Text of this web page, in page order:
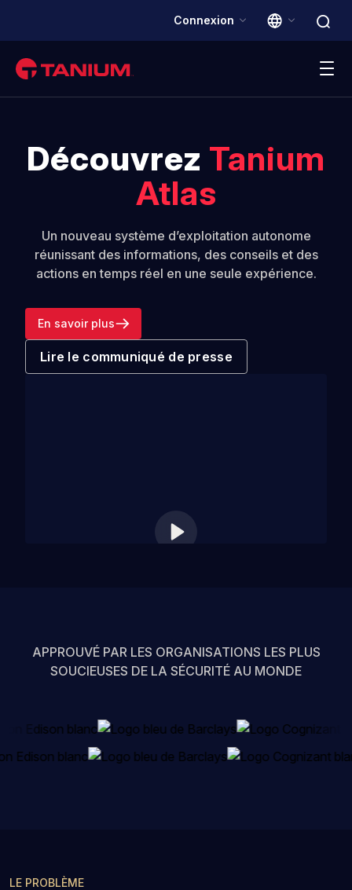
Connexion
Solutions
Partenaires
Ressources
Entreprise
Découvrez Tanium
Atlas
Un nouveau système d’exploitation autonome
réunissant des informations, des conseils et des
actions en temps réel en une seule expérience.
En savoir plus
Lire le communiqué de presse
APPROUVÉ PAR LES ORGANISATIONS LES PLUS
SOUCIEUSES DE LA SÉCURITÉ AU MONDE
LE PROBLÈME